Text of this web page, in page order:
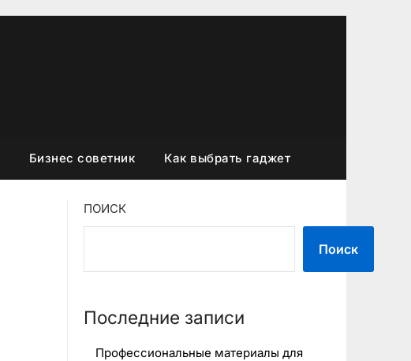
Бизнес советник Как выбрать гаджет
ПОИСК
Поиск
Последние записи
Профессиональные материалы для